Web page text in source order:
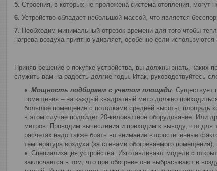
5. Строения, в которых не проложена система отопления, могут
6. Устройство обладает небольшой массой, что является
7. Необходим минимальный отрезок времени для того чтобы
нагрева воздуха приятно удивляет, особенно если
Приняв решение о покупке устройства, вы должны знать, каких
служить вам на радость долгие годы. Итак, руководствуйтесь
Мощность подбираем с учетом площади. Существует
помещения – на каждый квадратный метр должно
большое помещение с потолками средней высоты, площадь
в этом случае подойдет 20-киловаттное оборудование. Или
метров. Проводим вычисления и приходим к выводу, что для
расчетах надо также брать во внимание второстепенные
температура воздуха (за стенами обогреваемого
Специализация устройства. Изготавливают модели с
заключается в том, что при обогреве они выбрасывают в